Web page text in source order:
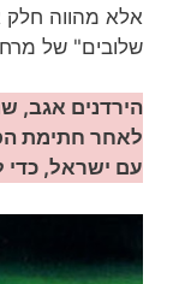
אלא מהווה חלק
שלובים" של
הירדנים אגב,
לאחר חתימת
עם ישראל, כדי